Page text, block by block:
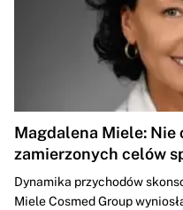
Magdalena Miele: Nie
zamierzonych celów
Dynamika przychodów
Miele Cosmed Group